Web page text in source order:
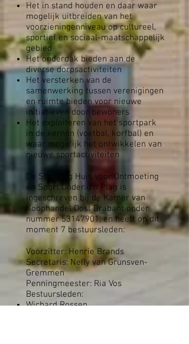
Het in stand houden en daar waar
mogelijk uitbreiden van het
voorzieningenniveau op cultureel,
sportief en sociaal-maatschappelijk
gebied
Het onderdak bieden aan de
diverse dorpsactiviteiten
Het versterken van de
samenwerking tussen verenigingen
en ruimte bieden voor nieuwe
initiatieven door bewoners
Het exploiteren van het sportpark
in de kernen (voetbal, korfbal) en
waar mogelijk het ontwikkelen van
nieuwe sportactiviteiten
De Stichting Huis voor Ontmoeting
en Sport Onder d’n Plag is
ingeschreven bij de Kamer van
Koophandel Oost Brabant onder
nummer53147901, en heeft op dit
moment 7 bestuursleden:
Voorzitter: Henrie Brands
Secretaris: Nelly van Grunsven-
Gremmen
Penningmeester: Ria Vos
Bestuursleden:
Wichard Rossen